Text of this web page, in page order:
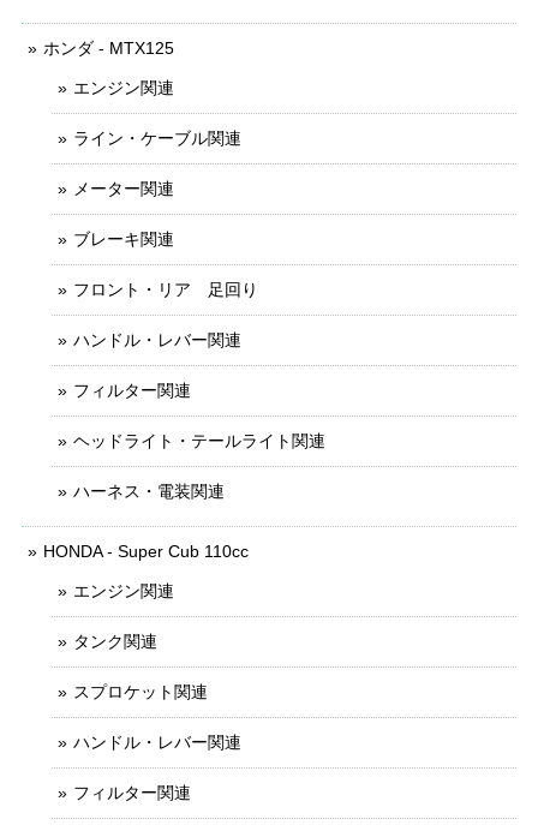
ホンダ - MTX125
エンジン関連
ライン・ケーブル関連
メーター関連
ブレーキ関連
フロント・リア 足回り
ハンドル・レバー関連
フィルター関連
ヘッドライト・テールライト関連
ハーネス・電装関連
HONDA - Super Cub 110cc
エンジン関連
タンク関連
スプロケット関連
ハンドル・レバー関連
フィルター関連